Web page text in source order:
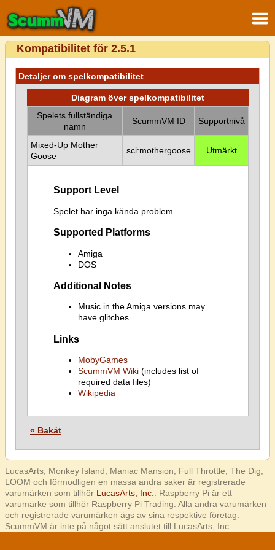
Kompatibilitet för 2.5.1
Detaljer om spelkompatibilitet
Diagram över spelkompatibilitet
Spelets fullständiga
namn
ScummVM ID Supportnivå
Mixed-Up Mother
Goose
sci:mothergoose Utmärkt
Support Level
Spelet har inga kända problem.
Supported Platforms
Amiga
DOS
Additional Notes
Music in the Amiga versions may
have glitches
Links
MobyGames
ScummVM Wiki(includes list of
required data files)
Wikipedia
« Bakåt
LucasArts, Monkey Island, Maniac Mansion, Full Throttle, The Dig,
LOOM och förmodligen en massa andra saker är registrerade
varumärken som tillhör LucasArts, Inc.
. Raspberry Pi är ett
varumärke som tillhör Raspberry Pi Trading. Alla andra varumärken
och registrerade varumärken ägs av sina respektive företag.
ScummVM är inte på något sätt anslutet till LucasArts, Inc.